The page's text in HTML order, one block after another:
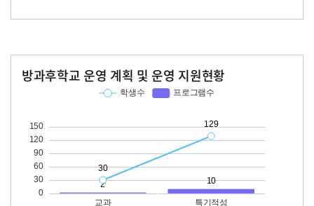
방과후학교 운영 계획 및 운영 지원현황